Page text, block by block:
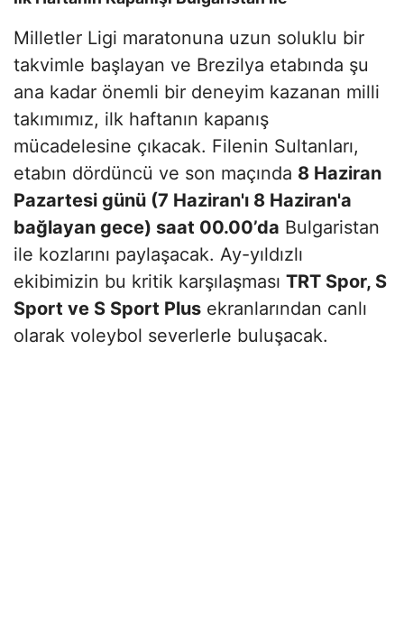
Milletler Ligi maratonuna uzun soluklu bir
takvimle başlayan ve Brezilya etabında şu
ana kadar önemli bir deneyim kazanan milli
takımımız, ilk haftanın kapanış
mücadelesine çıkacak. Filenin Sultanları,
etabın dördüncü ve son maçında 8 Haziran
Pazartesi günü (7 Haziran'ı 8 Haziran'a
bağlayan gece) saat 00.00’da Bulgaristan
ile kozlarını paylaşacak. Ay-yıldızlı
ekibimizin bu kritik karşılaşması TRT Spor, S
Sport ve S Sport Plus ekranlarından canlı
olarak voleybol severlerle buluşacak.